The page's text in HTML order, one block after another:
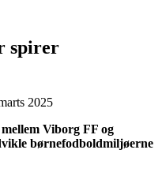
spirer
2025
Viborg FF og
børnefodboldmiljøerne